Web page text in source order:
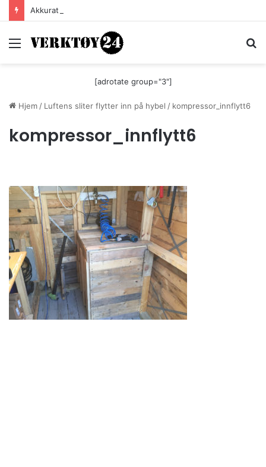
Akkurat nå er batteri-bordsaga til Festool billigere
Meny
[adrotate group="3"]
Hjem / Luftens sliter flytter inn på hybel / kompressor_innflytt6
kompressor_innflytt6